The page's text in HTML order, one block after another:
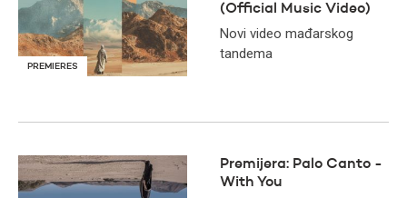
PREMIERES
(Official Music Video)
Novi video mađarskog
tandema
Premijera: Palo Canto -
With You